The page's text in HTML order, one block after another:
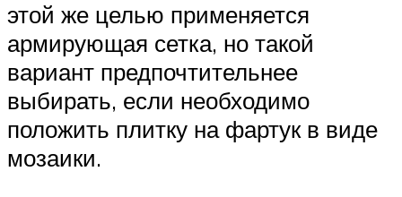
этой же целью применяется
армирующая сетка, но такой
вариант предпочтительнее
выбирать, если необходимо
положить плитку на фартук в виде
мозаики.